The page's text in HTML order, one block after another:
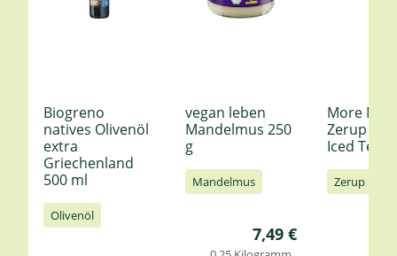
Biogreno
natives Olivenöl
extra
Griechenland
500 ml
Olivenöl
vegan leben
Mandelmus 250
g
Mandelmus
Regulärer Preis:
7,49 €
More
Zerup
Iced Tea
Zerup